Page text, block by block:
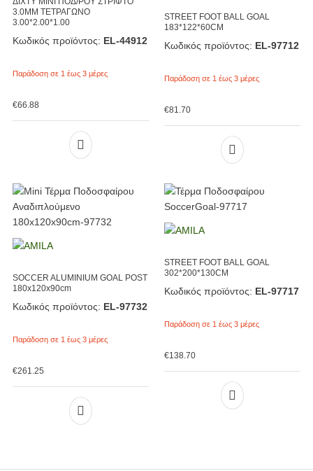
3.0ΜΜ ΤΕΤΡΑΓΩΝΟ
3.00*2.00*1.00
Κωδικός προϊόντος: EL-44912
Παράδοση σε 1 έως 3 μέρες
€66.88
STREET FOOT BALL GOAL
183*122*60CM
Κωδικός προϊόντος: EL-97712
Παράδοση σε 1 έως 3 μέρες
€81.70
SOCCER ALUMINIUM GOAL POST
180x120x90cm
Κωδικός προϊόντος: EL-97732
Παράδοση σε 1 έως 3 μέρες
€261.25
STREET FOOT BALL GOAL
302*200*130CM
Κωδικός προϊόντος: EL-97717
Παράδοση σε 1 έως 3 μέρες
€138.70